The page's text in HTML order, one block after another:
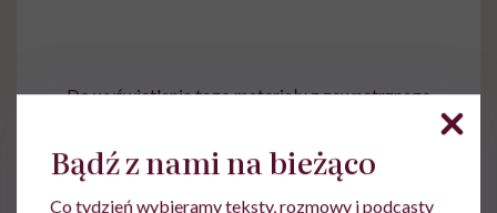
Do wyświetlenia tego materiału z zewnętrznego
Zmień ustawienia
Bądź z nami na bieżąco
Co tydzień wybieramy teksty, rozmowy i podcasty